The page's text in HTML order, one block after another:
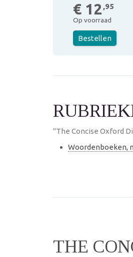
€ 12 ,95
Op voorraad
Bestellen
"The Concise Oxford
Woordenboeken,
THE